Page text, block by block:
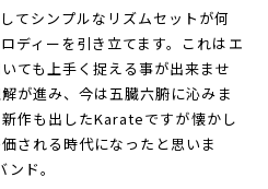
てシンプルなリズムセットが何
ディーを引き立てます。これはエ
ても上手く捉える事が出来ませ
が進み、今は五臓六腑に沁みま
作も出したKarateですが懐かし
される時代になったと思いま
ド。